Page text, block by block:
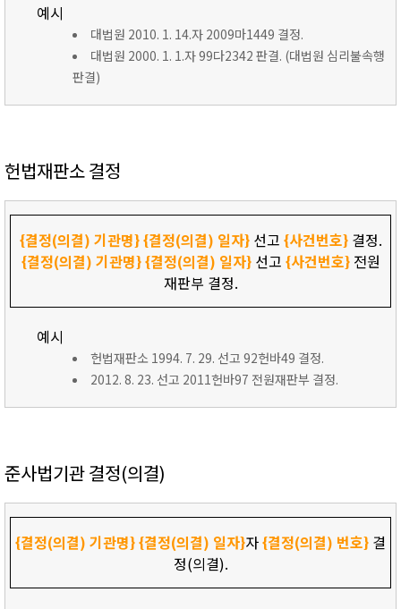
예시
대법원 2010. 1. 14.자 2009마1449 결정.
대법원 2000. 1. 1.자 99다2342 판결. (대법원 심리불속행
판결)
헌법재판소 결정
{결정(의결) 기관명}{결정(의결) 일자}선고 {사건번호}결정.
{결정(의결) 기관명}{결정(의결) 일자}선고 {사건번호}전원
재판부 결정.
예시
헌법재판소 1994. 7. 29. 선고 92헌바49 결정.
2012. 8. 23. 선고 2011헌바97 전원재판부 결정.
준사법기관 결정(의결)
{결정(의결) 기관명}{결정(의결) 일자}자{결정(의결) 번호} 결
정(의결).